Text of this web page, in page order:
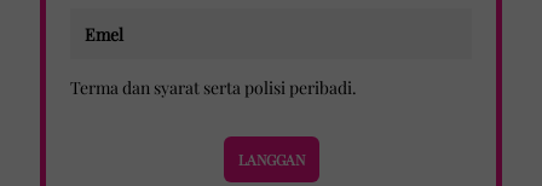
Terma dan syarat serta polisi peribadi.